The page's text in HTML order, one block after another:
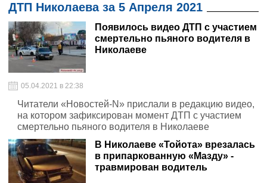
ДТП Николаева за 5 Апреля 2021
Появилось видео ДТП с участием
смертельно пьяного водителя в
Николаеве
05.04.2021 в 22:38
Читатели «Новостей-N» прислали в редакцию видео,
на котором зафиксирован момент ДТП с участием
смертельно пьяного водителя в Николаеве
В Николаеве «Тойота» врезалась
в припаркованную «Мазду» -
травмирован водитель